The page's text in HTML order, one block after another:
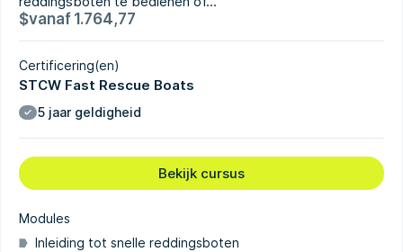
$vanaf 1.764,77
Certificering(en)
STCW Fast Rescue Boats
5 jaar geldigheid
Bekijk cursus
Modules
Inleiding tot snelle reddingsboten